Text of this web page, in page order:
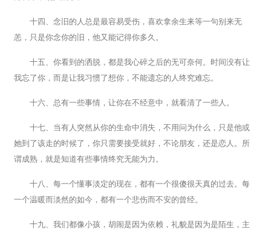
十四、念旧的人总是最容易受伤，喜欢拿余生来等一句别来无
恙，只是你念你的旧，他又能记得你多久。
十五、你看到的洒脱，都是我心碎之后的无可奈何。时间没有让
我忘了你，而是让我习惯了想你，不能遗忘的人终究难忘。
十六、总有一些事情，让你在不经意中，就看清了一些人。
十七、当有人突然从你的生命中消失，不用问为什么，只是他或
她到了该走的时候了，你只需要接受就好，不论朋友，还是恋人。所
谓成熟，就是知道有些事情终究无能为力。
十八、每一个懂事淡定的现在，都有一个很傻很天真的过去。每
一个温暖而淡然的如今，都有一个悲伤而不安的曾经。
十九、我们都像小孩，胡闹是因为依赖，礼貌是因为是陌生，主